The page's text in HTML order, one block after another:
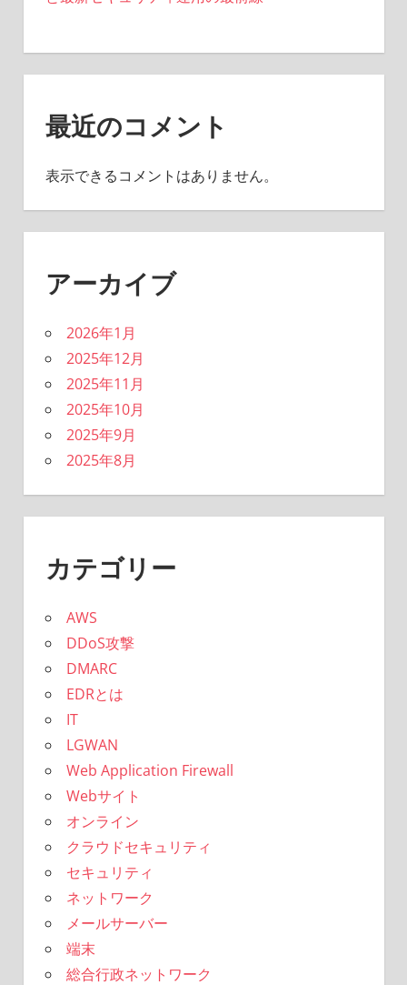
最近のコメント
表示できるコメントはありません。
アーカイブ
2026年1月
2025年12月
2025年11月
2025年10月
2025年9月
2025年8月
カテゴリー
AWS
DDoS攻撃
DMARC
EDRとは
IT
LGWAN
Web Application Firewall
Webサイト
オンライン
クラウドセキュリティ
セキュリティ
ネットワーク
メールサーバー
端末
総合行政ネットワーク